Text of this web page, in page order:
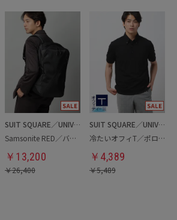
SUIT SQUARE／UNIVERSAL LANGUAGE
Samsonite RED／バックパック
￥ 13,200
￥26,400
SUIT SQUARE／UNIVERSAL LANGUAGE
冷たいオフィT／ポロシャツ
￥ 4,389
￥5,489